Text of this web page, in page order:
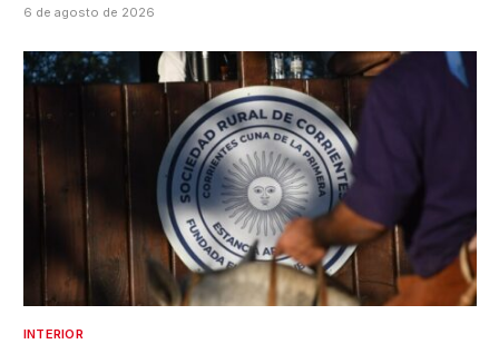
6 de agosto de 2026
INTERIOR